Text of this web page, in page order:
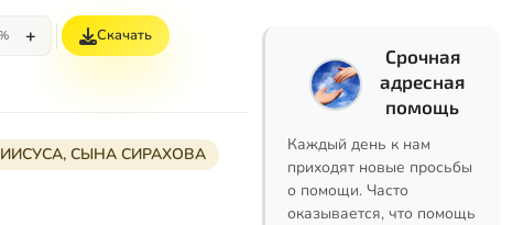
+ Скачать
СЫНА СИРАХОВА
Срочная
адресная
помощь
Каждый день к нам
приходят новые просьбы
о помощи. Часто
оказывается, что помощь